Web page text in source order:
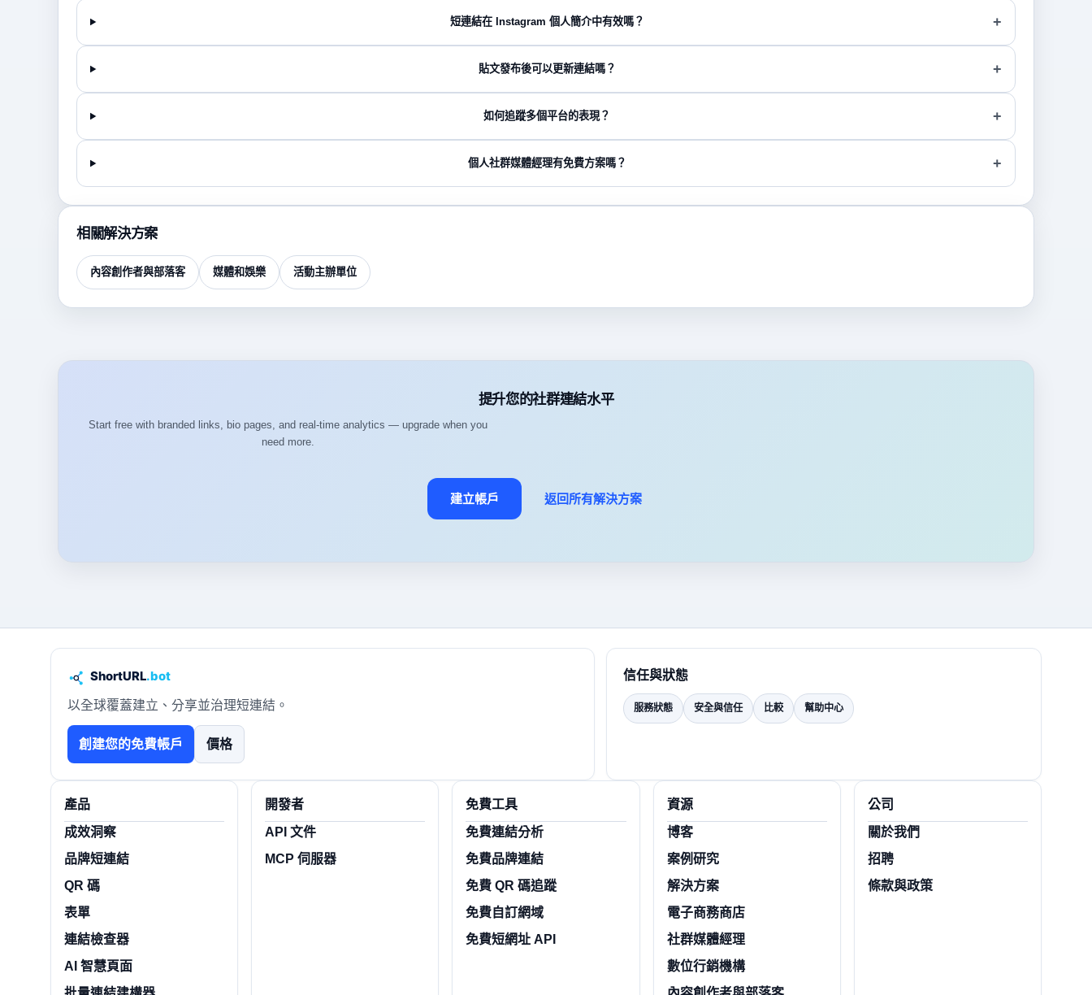
短連結在 Instagram 個人簡介中有效嗎？
貼文發布後可以更新連結嗎？
如何追蹤多個平台的表現？
個人社群媒體經理有免費方案嗎？
相關解決方案
內容創作者與部落客 媒體和娛樂 活動主辦單位
提升您的社群連結水平
Start free with branded links, bio pages, and real-time analytics — upgrade when you
need more.
建立帳戶 返回所有解決方案
以全球覆蓋建立、分享並治理短連結。
創建您的免費帳戶 價格
信任與狀態
服務狀態 安全與信任 比較 幫助中心
產品
成效洞察
品牌短連結
QR 碼
表單
連結檢查器
AI 智慧頁面
開發者
API 文件
MCP 伺服器
免費工具
免費連結分析
免費品牌連結
免費 QR 碼追蹤
免費自訂網域
免費短網址 API
資源
博客
案例研究
解決方案
電子商務商店
社群媒體經理
數位行銷機構
公司
關於我們
招聘
條款與政策